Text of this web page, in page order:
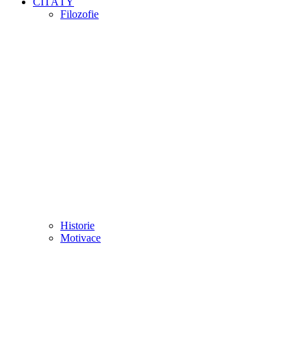
Filozofie
Historie
Motivace